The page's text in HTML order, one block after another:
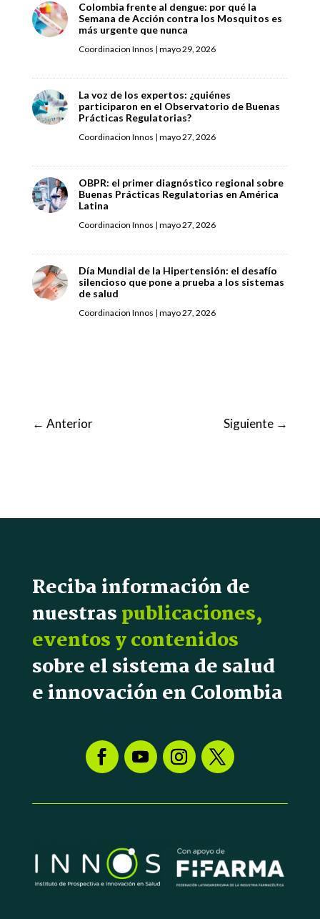
Colombia frente al dengue: por qué la
Semana de Acción contra los Mosquitos es
más urgente que nunca
Coordinacion Innos | mayo 29, 2026
La voz de los expertos: ¿quiénes
participaron en el Observatorio de Buenas
Prácticas Regulatorias?
Coordinacion Innos | mayo 27, 2026
OBPR: el primer diagnóstico regional sobre
Buenas Prácticas Regulatorias en América
Latina
Coordinacion Innos | mayo 27, 2026
Día Mundial de la Hipertensión: el desafío
silencioso que pone a prueba a los sistemas
de salud
Coordinacion Innos | mayo 27, 2026
← Anterior Siguiente →
Reciba información de
nuestraspublicaciones,
eventos y contenidos
sobre el sistema de salud
e innovación en Colombia